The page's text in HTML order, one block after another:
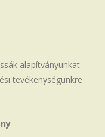
alapítványunkat
tevékenységünkre